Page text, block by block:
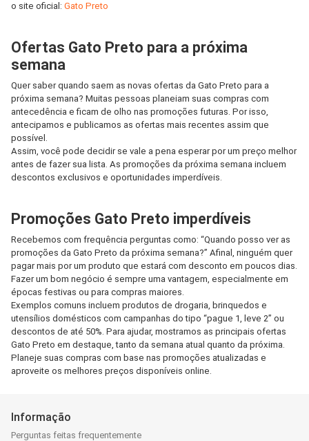
o site oficial: Gato Preto
Ofertas Gato Preto para a próxima
semana
Quer saber quando saem as novas ofertas da Gato Preto para a
próxima semana? Muitas pessoas planeiam suas compras com
antecedência e ficam de olho nas promoções futuras. Por isso,
antecipamos e publicamos as ofertas mais recentes assim que
possível.
Assim, você pode decidir se vale a pena esperar por um preço melhor
antes de fazer sua lista. As promoções da próxima semana incluem
descontos exclusivos e oportunidades imperdíveis.
Promoções Gato Preto imperdíveis
Recebemos com frequência perguntas como: “Quando posso ver as
promoções da Gato Preto da próxima semana?” Afinal, ninguém quer
pagar mais por um produto que estará com desconto em poucos dias.
Fazer um bom negócio é sempre uma vantagem, especialmente em
épocas festivas ou para compras maiores.
Exemplos comuns incluem produtos de drogaria, brinquedos e
utensílios domésticos com campanhas do tipo “pague 1, leve 2” ou
descontos de até 50%. Para ajudar, mostramos as principais ofertas
Gato Preto em destaque, tanto da semana atual quanto da próxima.
Planeje suas compras com base nas promoções atualizadas e
aproveite os melhores preços disponíveis online.
Informação
Perguntas feitas frequentemente